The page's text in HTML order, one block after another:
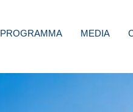
PROGRAMMA MEDIA